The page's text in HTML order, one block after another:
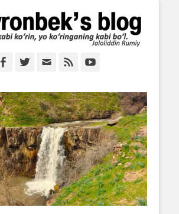
Davronbek's blog
кўрин, ё кўринганинг каби бўл. Ж.Румий
Facebook
Twitter Email Feed